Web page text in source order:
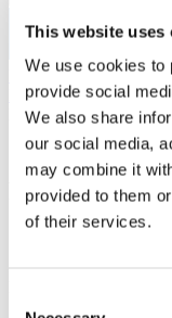
This website uses
We use cookies to
provide social
We also share
our social media,
may combine it
provided to them
of their services.
Domů
Prodejní místa/
František Nemec
František